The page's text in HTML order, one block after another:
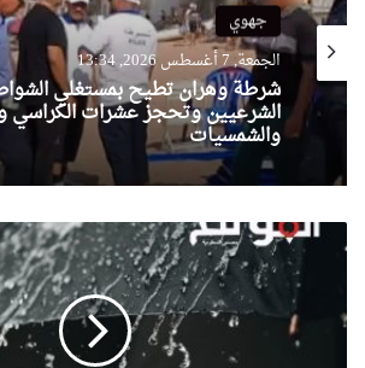
جهوي
الجمعة, 7 أغسطس 2026, 13:34
شرطة وهران تطيح بمستغلي
الشرعيين وتحجز عشرات الكراسي
والشمسيات
نشرية
خاصة:
رعدية
على